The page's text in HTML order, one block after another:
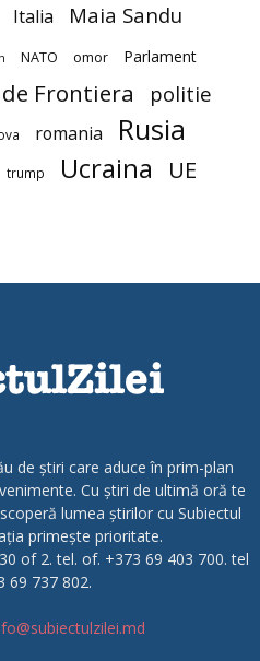
Italia Maia Sandu
NATO omor Parlament
Frontiera politie
romania Rusia
trump Ucraina UE
de știri care aduce în prim-plan
Cu știri de ultimă oră te
lumea știrilor cu Subiectul
primește prioritate.
of 2. tel. of. +373 69 403 700. tel
69 737 802.